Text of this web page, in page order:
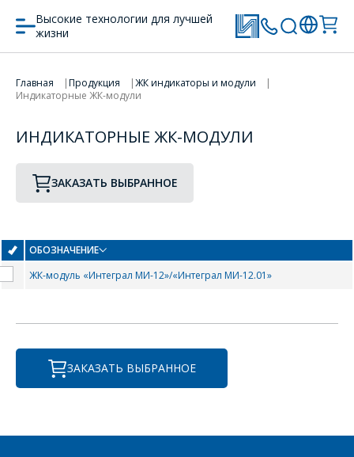
Высокие технологии для лучшей
жизни
Главная Продукция
ЖК индикаторы и модули
Индикаторные ЖК-модули
ИНДИКАТОРНЫЕ ЖК-МОДУЛИ
ЗАКАЗАТЬ ВЫБРАННОЕ
ПЕРЕЙТИ В КОРЗИНУ
ПРОДОЛЖИТЬ ПОКУПКИ
ОБОЗНАЧЕНИЕ
ЖК-модуль «Интеграл МИ-12»/«Интеграл МИ-12.01»
ЗАКАЗАТЬ ВЫБРАННОЕ
ОФОРМИТЬ ЗАКАЗ
Форма предназначена
лицам
осуществляются в ТД
"ИНТЕГРАЛ", тел.+375
(17) 350-94-32
интересующее Вас
СОТРУДНИКИ
КОМПАНИИ С
РАДОСТЬЮ
ВАШИ